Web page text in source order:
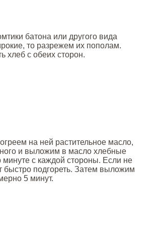
батона или другого вида
то разрежем их пополам.
хлеб с обеих сторон.
на ней растительное масло,
и выложим в масло хлебные
с каждой стороны. Если не
быстро подгореть. Затем выложим
5 минут.